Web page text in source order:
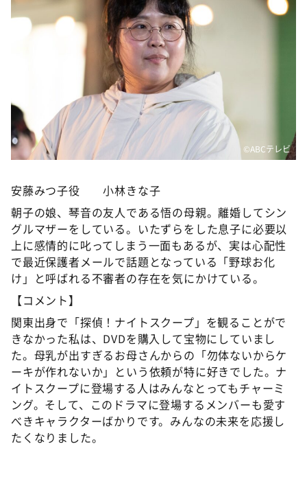
©️ABCテレビ
安藤みつ子役 小林きな子
朝子の娘、琴音の友人である悟の母親。離婚してシン
グルマザーをしている。いたずらをした息子に必要以
上に感情的に叱ってしまう一面もあるが、実は心配性
で最近保護者メールで話題となっている「野球お化
け」と呼ばれる不審者の存在を気にかけている。
【コメント】
関東出身で「探偵！ナイトスクープ」を観ることがで
きなかった私は、DVDを購入して宝物にしていまし
た。母乳が出すぎるお母さんからの「勿体ないからケ
ーキが作れないか」という依頼が特に好きでした。ナ
イトスクープに登場する人はみんなとってもチャーミ
ング。そして、このドラマに登場するメンバーも愛す
べきキャラクターばかりです。みんなの未来を応援し
たくなりました。